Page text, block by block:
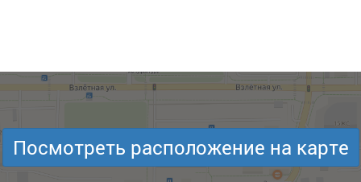
Посмотреть расположение на карте